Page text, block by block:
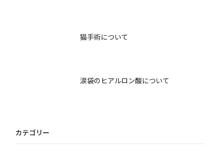
猫手術について
涙袋のヒアルロン酸について
カテゴリー